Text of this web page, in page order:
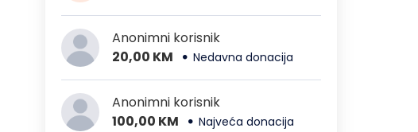
Anonimni korisnik
20,00 KM
Nedavna donacija
Anonimni korisnik
100,00 KM
Najveća donacija